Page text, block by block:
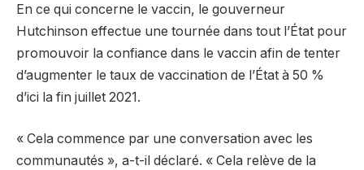
En ce qui concerne le vaccin, le gouverneur
Hutchinson effectue une tournée dans tout l’État pour
promouvoir la confiance dans le vaccin afin de tenter
d’augmenter le taux de vaccination de l’État à 50 %
d’ici la fin juillet 2021.
« Cela commence par une conversation avec les
communautés », a-t-il déclaré. « Cela relève de la